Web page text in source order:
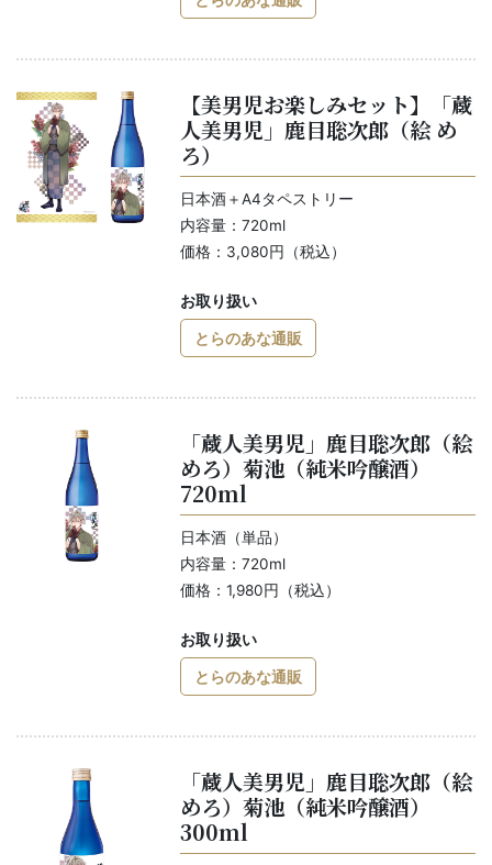
【美男児お楽しみセット】「蔵
人美男児」鹿目聡次郎（絵 め
ろ）
日本酒＋A4タペストリー
内容量：720ml
価格：3,080円（税込）
お取り扱い
とらのあな通販
「蔵人美男児」鹿目聡次郎（絵
めろ）菊池（純米吟醸酒）
720ml
日本酒（単品）
内容量：720ml
価格：1,980円（税込）
お取り扱い
とらのあな通販
「蔵人美男児」鹿目聡次郎（絵
めろ）菊池（純米吟醸酒）
300ml